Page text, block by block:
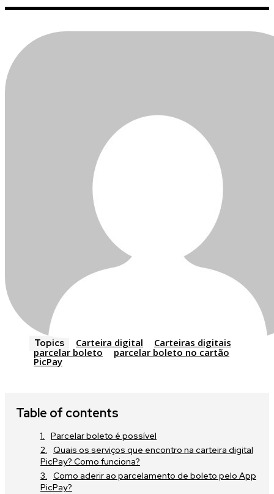
Topics Carteira digital
Carteiras digitais
parcelar boleto
parcelar boleto no cartão
PicPay
Table of contents
Parcelar boleto é possível
Quais os serviços que encontro na carteira digital
PicPay? Como funciona?
Como aderir ao parcelamento de boleto pelo App
PicPay?